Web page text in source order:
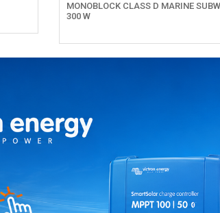
MONOBLOCK CLASS D MARINE
300 W